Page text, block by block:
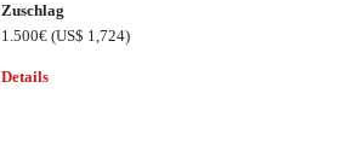
Zuschlag
1.500€(US$ 1,724)
Details